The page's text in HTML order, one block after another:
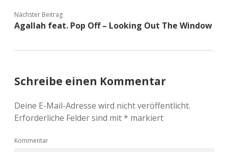
Nächster Beitrag
Agallah feat. Pop Off – Looking Out The Window
Schreibe einen Kommentar
Deine E-Mail-Adresse wird nicht veröffentlicht.
Erforderliche Felder sind mit* markiert
Kommentar